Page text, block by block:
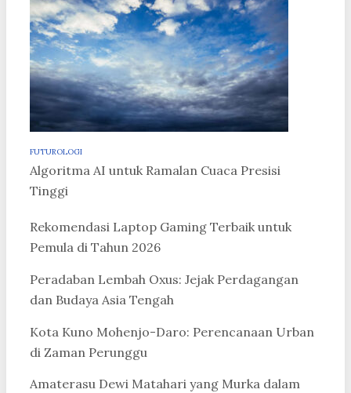
FUTUROLOGI
Algoritma AI untuk Ramalan Cuaca Presisi
Tinggi
Rekomendasi Laptop Gaming Terbaik untuk
Pemula di Tahun 2026
Peradaban Lembah Oxus: Jejak Perdagangan
dan Budaya Asia Tengah
Kota Kuno Mohenjo-Daro: Perencanaan Urban
di Zaman Perunggu
Amaterasu Dewi Matahari yang Murka dalam